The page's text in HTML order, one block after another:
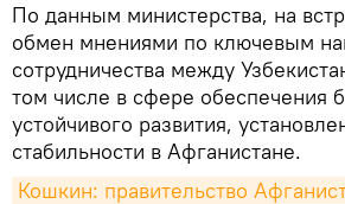
По данным министерства, на
обмен мнениями по ключевым
сотрудничества между
том числе в сфере обеспечения
устойчивого развития,
стабильности в Афганистане.
Кошкин: правительство